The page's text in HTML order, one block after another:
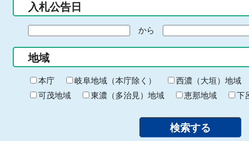
入札公告日
の
始
ま
り
から
終
わ
り
地域
本庁 岐阜地域（本庁除く） 西濃（大垣）地域
可茂地域
東濃（多治見）地域 恵那地域 下